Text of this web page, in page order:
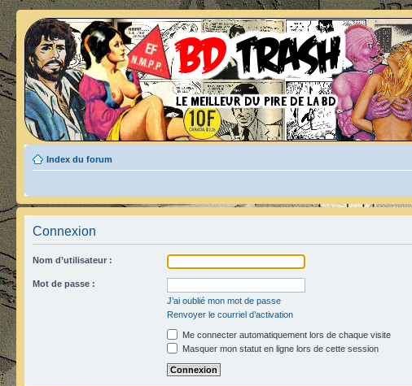
Index du forum
Connexion
Nom d’utilisateur :
Mot de passe :
J’ai oublié mon mot de passe
Renvoyer le courriel d’activation
Me connecter automatiquement lors de chaque visite
Masquer mon statut en ligne lors de cette session